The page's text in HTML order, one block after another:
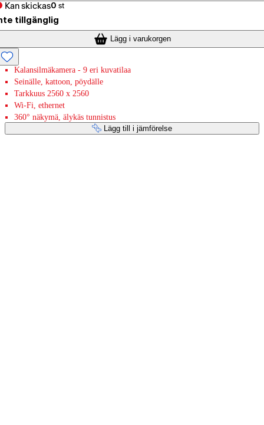
Kan skickas0 st
tillgänglig
Lägg i varukorgen
Kalansilmäkamera - 9 eri kuvatilaa
Seinälle, kattoon, pöydälle
Tarkkuus 2560 x 2560
Wi-Fi, ethernet
360° näkymä, älykäs tunnistus
Lägg till i jämförelse